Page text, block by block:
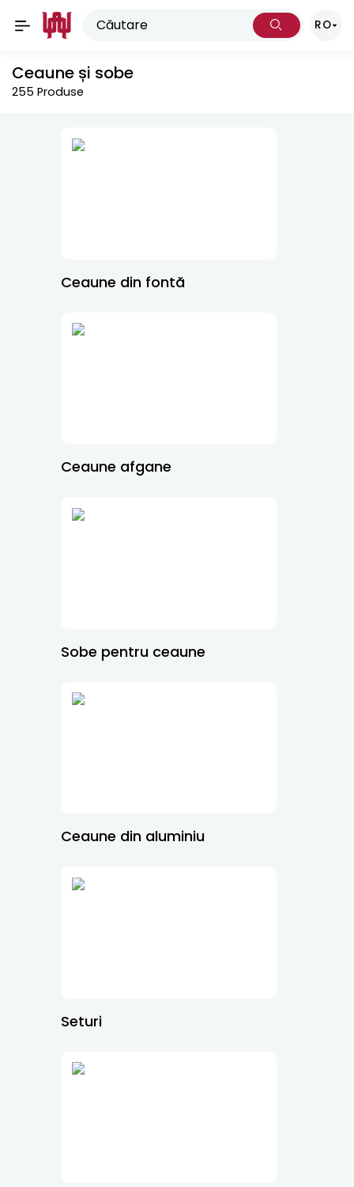
RO
Ceaune și sobe
255 Produse
Ceaune din fontă
Ceaune afgane
Sobe pentru ceaune
Ceaune din aluminiu
Seturi